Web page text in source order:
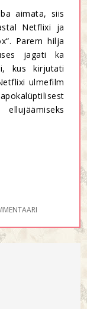
aimata, siis
Netflixi ja
Parem hilja
jagati ka
kus kirjutati
ulmefilm